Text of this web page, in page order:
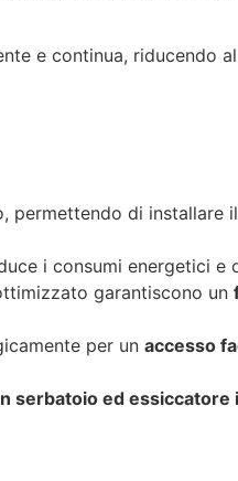
e continua, riducendo
permettendo di installare
i consumi energetici e
garantiscono un
per un accesso
serbatoio ed essiccatore